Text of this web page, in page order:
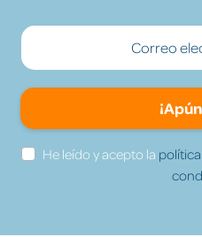
He leído y acepto la